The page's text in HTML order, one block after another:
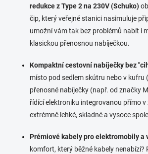
redukce z Type 2 na 230V (Schuko)
čip, který veřejné stanici nasimuluje
umožní vám tak bez problémů nabít i
klasickou přenosnou nabíječkou.
Kompaktní cestovní nabíječky bez
místo pod sedlem skútru nebo v kufru
přenosné nabíječky (např. od značky
řídící elektroniku integrovanou přímo
extrémně lehké, skladné a vysoce
Prémiové kabely pro elektromobily a
komfort, který běžné kabely nenabízí?